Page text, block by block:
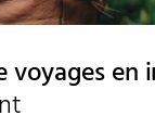
voyages en